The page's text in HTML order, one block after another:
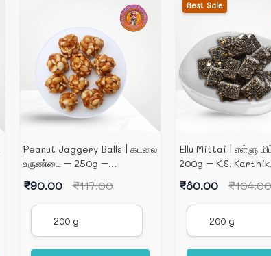
Peanut Jaggery Balls | கடலை
உருண்டை – 250g –
₹90.00 ₹117.00
Best Sale
Ellu Mittai | எள்ளு
200g – K.S.
₹80.00 ₹104.00